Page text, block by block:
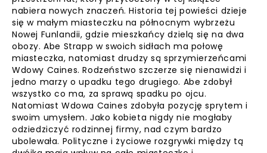
nabiera nowych znaczeń. Historia tej powieści dzieje
się w małym miasteczku na północnym wybrzeżu
Nowej Funlandii, gdzie mieszkańcy dzielą się na dwa
obozy. Abe Strapp w swoich sidłach ma połowę
miasteczka, natomiast drudzy są sprzymierzeńcami
Wdowy Caines. Rodzeństwo szczerze się nienawidzi i
jedno marzy o upadku tego drugiego. Abe zdobył
wszystko co ma, za sprawą spadku po ojcu.
Natomiast Wdowa Caines zdobyła pozycję sprytem i
swoim umysłem. Jako kobieta nigdy nie mogłaby
odziedziczyć rodzinnej firmy, nad czym bardzo
ubolewała. Polityczne i życiowe rozgrywki między tą